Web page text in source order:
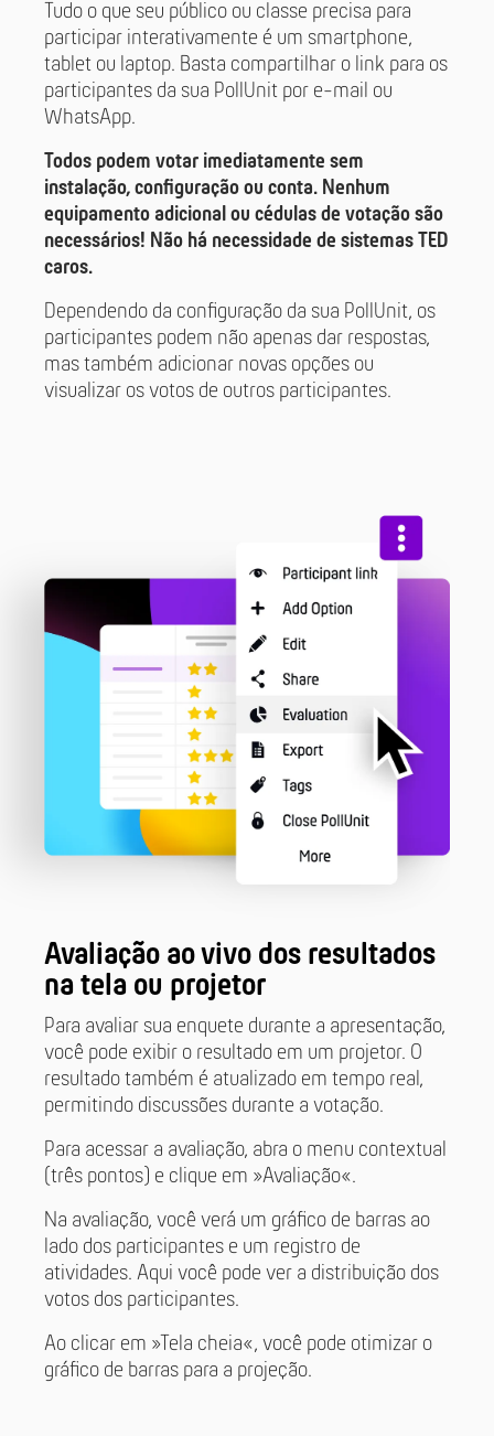
Tudo o que seu público ou classe precisa para
participar interativamente é um smartphone,
tablet ou laptop. Basta compartilhar o link para os
participantes da sua PollUnit por e-mail ou
WhatsApp.
Todos podem votar imediatamente sem
instalação, configuração ou conta. Nenhum
equipamento adicional ou cédulas de votação são
necessários! Não há necessidade de sistemas TED
caros.
Dependendo da configuração da sua PollUnit, os
participantes podem não apenas dar respostas,
mas também adicionar novas opções ou
visualizar os votos de outros participantes.
Avaliação ao vivo dos resultados
na tela ou projetor
Para avaliar sua enquete durante a apresentação,
você pode exibir o resultado em um projetor. O
resultado também é atualizado em tempo real,
permitindo discussões durante a votação.
Para acessar a avaliação, abra o menu contextual
(três pontos) e clique em »Avaliação«.
Na avaliação, você verá um gráfico de barras ao
lado dos participantes e um registro de
atividades. Aqui você pode ver a distribuição dos
votos dos participantes.
Ao clicar em »Tela cheia«, você pode otimizar o
gráfico de barras para a projeção.